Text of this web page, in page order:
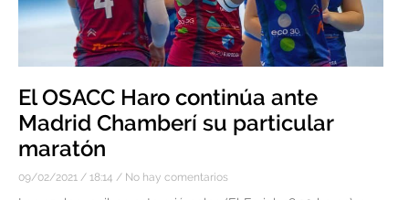
El OSACC Haro continúa ante
Madrid Chamberí su particular
maratón
09/02/2021 18:14 No hay comentarios